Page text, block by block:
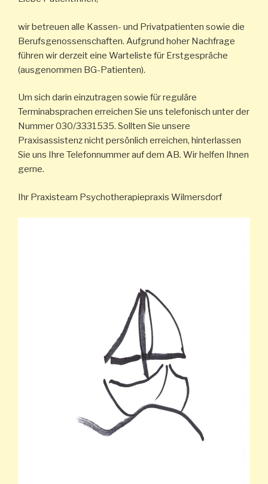
wir betreuen alle Kassen- und Privatpatienten sowie die
Berufsgenossenschaften. Aufgrund hoher Nachfrage
führen wir derzeit eine Warteliste für Erstgespräche
(ausgenommen BG-Patienten).
Um sich darin einzutragen sowie für reguläre
Terminabsprachen erreichen Sie uns telefonisch unter der
Nummer 030/3331535. Sollten Sie unsere
Praxisassistenz nicht persönlich erreichen, hinterlassen
Sie uns Ihre Telefonnummer auf dem AB. Wir helfen Ihnen
gerne.
Ihr Praxisteam Psychotherapiepraxis Wilmersdorf